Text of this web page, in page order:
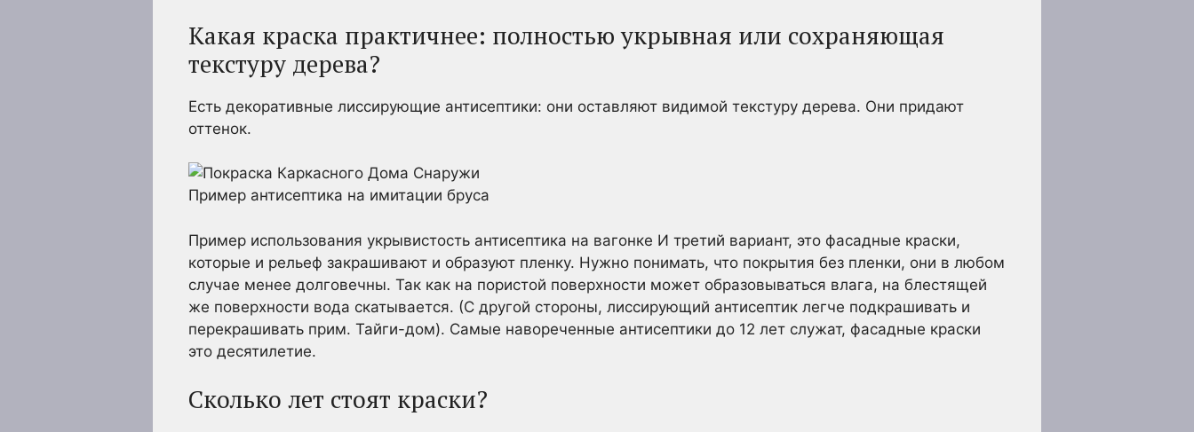
Какая краска практичнее: полностью укрывная или сохраняющая
текстуру дерева?
Есть декоративные лиссирующие антисептики: они оставляют видимой текстуру дерева. Они придают
оттенок.
Пример антисептика на имитации бруса
Пример использования укрывистость антисептика на вагонке И третий вариант, это фасадные краски,
которые и рельеф закрашивают и образуют пленку. Нужно понимать, что покрытия без пленки, они в любом
случае менее долговечны. Так как на пористой поверхности может образовываться влага, на блестящей
же поверхности вода скатывается. (С другой стороны, лиссирующий антисептик легче подкрашивать и
перекрашивать прим. Тайги-дом). Самые навореченные антисептики до 12 лет служат, фасадные краски
это десятилетие.
Сколько лет стоят краски?